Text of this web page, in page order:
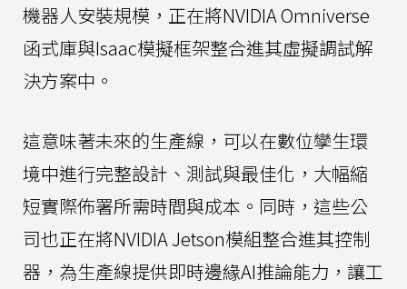
機器人安裝規模，正在將NVIDIA Omniverse
函式庫與Isaac模擬框架整合進其虛擬調試解
決方案中。
這意味著未來的生產線，可以在數位孿生環
境中進行完整設計、測試與最佳化，大幅縮
短實際佈署所需時間與成本。同時，這些公
司也正在將NVIDIA Jetson模組整合進其控制
器，為生產線提供即時邊緣AI推論能力，讓工